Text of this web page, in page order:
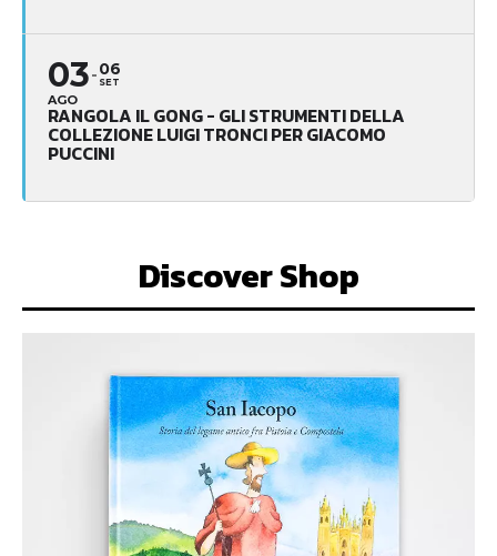
03
AGO
06
SET
RANGOLA IL GONG - GLI STRUMENTI DELLA
COLLEZIONE LUIGI TRONCI PER GIACOMO
PUCCINI
Discover Shop